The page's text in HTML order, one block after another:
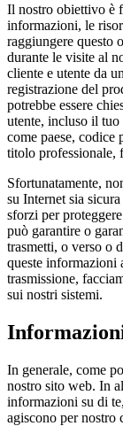
Il nostro obiettivo è
informazioni, le
raggiungere questo
durante le visite al
cliente e utente da
registrazione del
potrebbe essere
utente, incluso il
come paese, codice
titolo professionale,
Sfortunatamente,
su Internet sia
sforzi per
può garantire o
trasmetti, o verso o
queste informazioni
trasmissione,
sui nostri sistemi.
In generale, come
nostro sito web. In
informazioni su di
agiscono per nostro